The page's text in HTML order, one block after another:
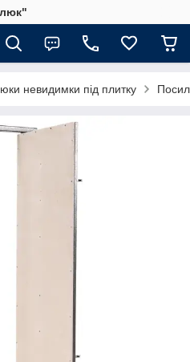
невидимки під плитку